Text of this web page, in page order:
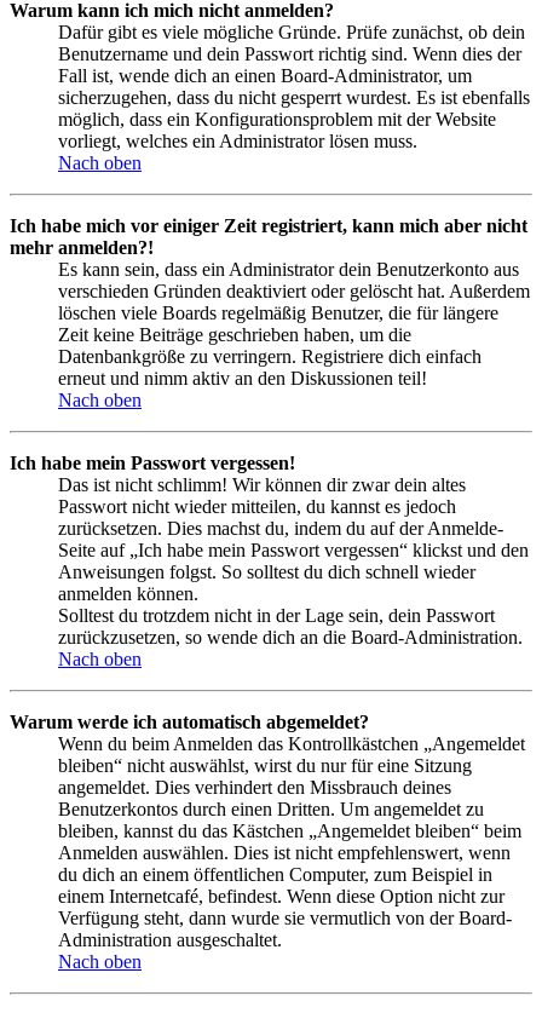
Warum kann ich mich nicht anmelden?
Dafür gibt es viele mögliche Gründe. Prüfe zunächst, ob dein
Benutzername und dein Passwort richtig sind. Wenn dies der
Fall ist, wende dich an einen Board-Administrator, um
sicherzugehen, dass du nicht gesperrt wurdest. Es ist ebenfalls
möglich, dass ein Konfigurationsproblem mit der Website
vorliegt, welches ein Administrator lösen muss.
Nach oben
Ich habe mich vor einiger Zeit registriert, kann mich aber nicht
mehr anmelden?!
Es kann sein, dass ein Administrator dein Benutzerkonto aus
verschieden Gründen deaktiviert oder gelöscht hat. Außerdem
löschen viele Boards regelmäßig Benutzer, die für längere
Zeit keine Beiträge geschrieben haben, um die
Datenbankgröße zu verringern. Registriere dich einfach
erneut und nimm aktiv an den Diskussionen teil!
Nach oben
Ich habe mein Passwort vergessen!
Das ist nicht schlimm! Wir können dir zwar dein altes
Passwort nicht wieder mitteilen, du kannst es jedoch
zurücksetzen. Dies machst du, indem du auf der Anmelde-
Seite auf „Ich habe mein Passwort vergessen“ klickst und den
Anweisungen folgst. So solltest du dich schnell wieder
anmelden können.
Solltest du trotzdem nicht in der Lage sein, dein Passwort
zurückzusetzen, so wende dich an die Board-Administration.
Nach oben
Warum werde ich automatisch abgemeldet?
Wenn du beim Anmelden das Kontrollkästchen „Angemeldet
bleiben“ nicht auswählst, wirst du nur für eine Sitzung
angemeldet. Dies verhindert den Missbrauch deines
Benutzerkontos durch einen Dritten. Um angemeldet zu
bleiben, kannst du das Kästchen „Angemeldet bleiben“ beim
Anmelden auswählen. Dies ist nicht empfehlenswert, wenn
du dich an einem öffentlichen Computer, zum Beispiel in
einem Internetcafé, befindest. Wenn diese Option nicht zur
Verfügung steht, dann wurde sie vermutlich von der Board-
Administration ausgeschaltet.
Nach oben